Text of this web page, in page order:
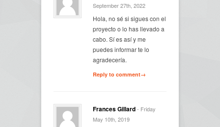
September 27th, 2022
Hola, no sé si sigues con el
proyecto o lo has llevado a
cabo. Sí es así y me
puedes informar te lo
agradecería.
Reply to comment→
Frances Gillard- Friday
May 10th, 2019